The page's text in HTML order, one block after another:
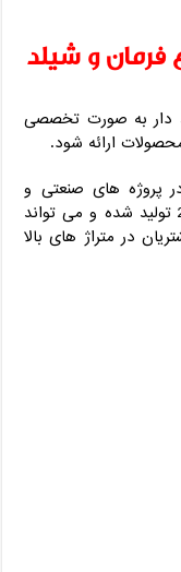
فرمان و شیلد
دار به صورت تخصصی
ارائه شود.
پروژه های صنعتی و
کنترلی در سایز های 0.5، 0.75، 1، 1.5 و 2.5 تولید شده و می تواند
در متراژ های بالا